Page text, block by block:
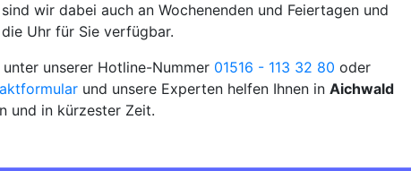
wir dabei auch an Wochenenden und Feiertagen und
Uhr für Sie verfügbar.
unserer Hotline-Nummer 01516 - 113 32 80 oder
und unsere Experten helfen Ihnen in Aichwald
und in kürzester Zeit.